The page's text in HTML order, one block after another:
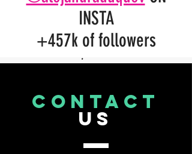
INSTA
+457k of followers
CONTACT
US